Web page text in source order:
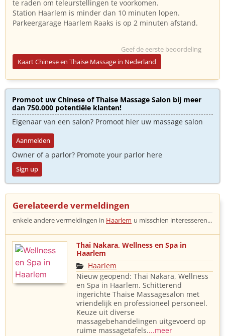
te raden om teleurstellingen te voorkomen.
Station Haarlem is minder dan 10 minuten lopen.
Parkeergarage Haarlem Raaks is op 2 minuten afstand.
Geef de eerste beoordeling
Kaart Chinese en Thaise Massage in Nederland
Promoot uw Chinese of Thaise Massage Salon bij meer
dan 750.000 potentiële klanten!
Eigenaar van een salon? Promoot hier uw massage salon
Aanmelden
Owner of a parlor? Promote your parlor here
Sign up
Gerelateerde vermeldingen
enkele andere vermeldingen in Haarlem u misschien interesseren...
Thai Nakara, Wellness en Spa in
Haarlem
Haarlem
Nieuw geopend: Thai Nakara, Wellness
en Spa in Haarlem. Schitterend
ingerichte Thaise Massagesalon met
vriendelijk en professioneel personeel.
Keuze uit diverse
massagebehandelingen uitgevoerd op
ruime massagetafels....meer